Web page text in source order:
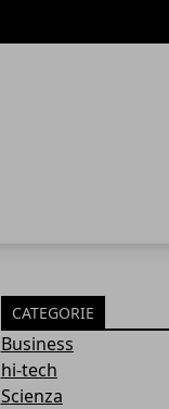
CATEGORIE
Business
hi-tech
Scienza